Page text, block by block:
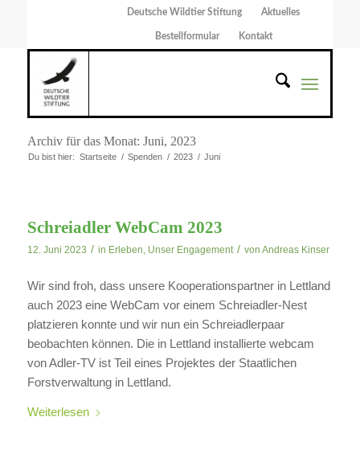
Deutsche Wildtier Stiftung Aktuelles
Bestellformular Kontakt
Archiv für das Monat: Juni, 2023
Du bist hier: Startseite / Spenden / 2023 / Juni
Schreiadler WebCam 2023
12. Juni 2023 / in Erleben, Unser Engagement / von Andreas Kinser
Wir sind froh, dass unsere Kooperationspartner in Lettland
auch 2023 eine WebCam vor einem Schreiadler-Nest
platzieren konnte und wir nun ein Schreiadlerpaar
beobachten können. Die in Lettland installierte webcam
von Adler-TV ist Teil eines Projektes der Staatlichen
Forstverwaltung in Lettland.
Weiterlesen